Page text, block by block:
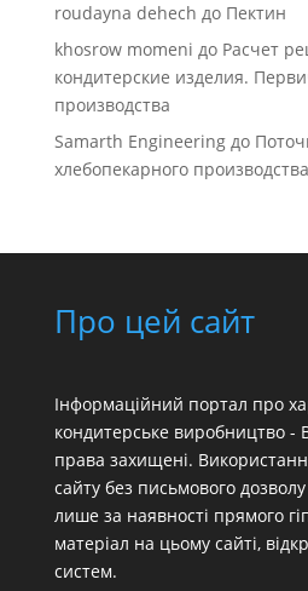
roudayna dehech до Пектин
khosrow momeni до Расчет
кондитерские изделия.
производства
Samarth Engineeringдо
хлебопекарного производства
Про цей сайт
Інформаційний портал про
кондитерське виробництво -
права захищені.
сайту без письмового
лише за наявності прямого
матеріал на цьому сайті,
систем.